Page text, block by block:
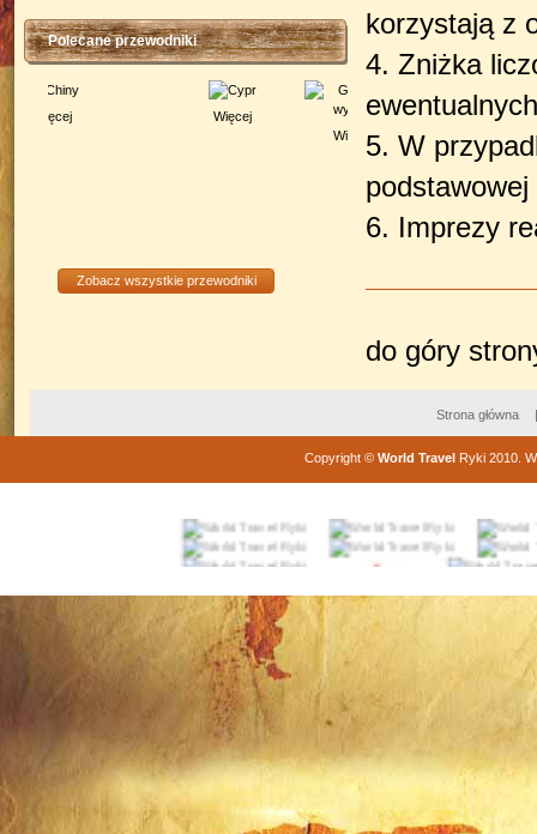
Polecane przewodniki
Zobacz wszystkie przewodniki
korzystają z
4. Zniżka
5. W
6. Imprezy
do góry
Strona główna
Copyright© World TravelRyki 2010.